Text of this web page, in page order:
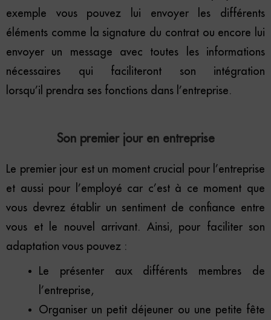
exemple vous pouvez lui envoyer les différents
éléments comme la signature du contrat ou encore lui
envoyer un message avec toutes les informations
nécessaires qui faciliteront son intégration
lorsqu’il prendra ses fonctions dans l’entreprise.
Son premier jour en entreprise
Le premier jour est un moment crucial pour l’entreprise
et aussi pour l’employé car c’est à ce moment que
vous devrez établir un sentiment de confiance entre
vous et le nouvel arrivant. Ainsi, pour faciliter son
adaptation vous pouvez :
Le présenter aux différents membres de
l’entreprise,
Organiser un petit déjeuner ou une petite fête